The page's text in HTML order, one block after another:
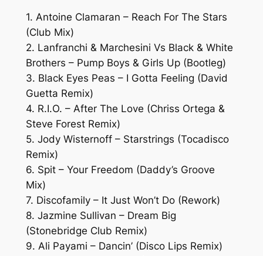
1. Antoine Clamaran – Reach For The Stars
(Club Mix)
2. Lanfranchi & Marchesini Vs Black & White
Brothers – Pump Boys & Girls Up (Bootleg)
3. Black Eyes Peas – I Gotta Feeling (David
Guetta Remix)
4. R.I.O. – After The Love (Chriss Ortega &
Steve Forest Remix)
5. Jody Wisternoff – Starstrings (Tocadisco
Remix)
6. Spit – Your Freedom (Daddy’s Groove
Mix)
7. Discofamily – It Just Won’t Do (Rework)
8. Jazmine Sullivan – Dream Big
(Stonebridge Club Remix)
9. Ali Payami – Dancin’ (Disco Lips Remix)